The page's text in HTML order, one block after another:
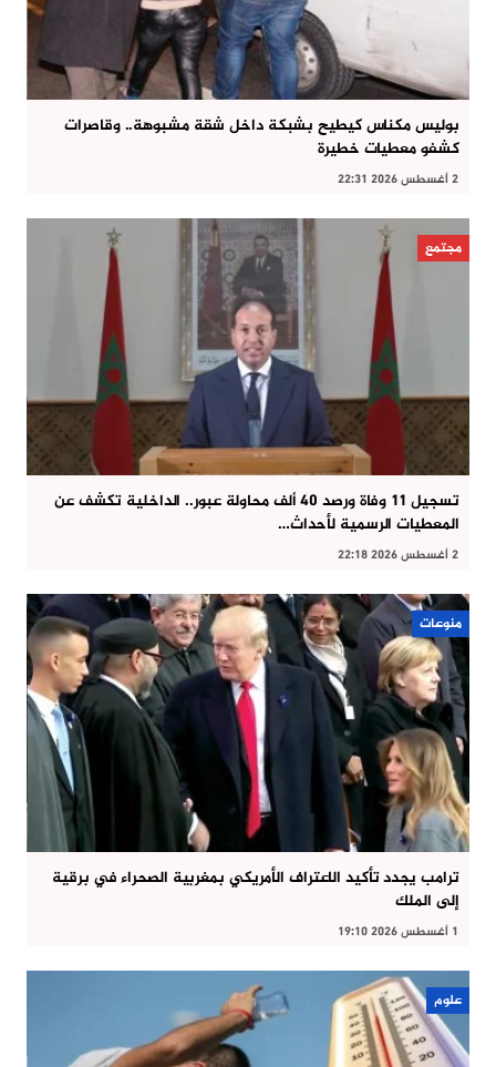
بوليس مكناس كيطيح بشبكة داخل شقة مشبوهة.. وقاصرات
كشفو معطيات خطيرة
2 أغسطس 2026 22:31
مجتمع
تسجيل 11 وفاة ورصد 40 ألف محاولة عبور.. الداخلية تكشف عن
المعطيات الرسمية لأحداث…
2 أغسطس 2026 22:18
منوعات
ترامب يجدد تأكيد الاعتراف الأمريكي بمغربية الصحراء في برقية
إلى الملك
1 أغسطس 2026 19:10
علوم